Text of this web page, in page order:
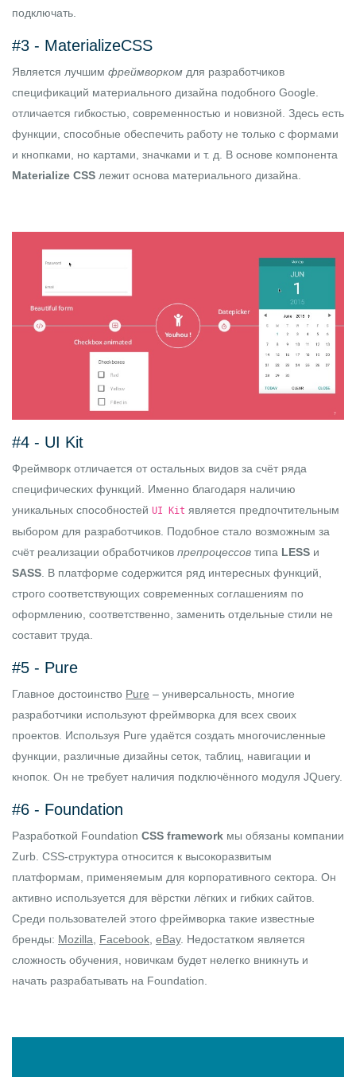
подключать.
#3 - MaterializeCSS
Является лучшим фреймворком для разработчиков
спецификаций материального дизайна подобного Google.
отличается гибкостью, современностью и новизной. Здесь есть
функции, способные обеспечить работу не только с формами
и кнопками, но картами, значками и т. д. В основе компонента
Materialize CSS лежит основа материального дизайна.
#4 - UI Kit
Фреймворк отличается от остальных видов за счёт ряда
специфических функций. Именно благодаря наличию
уникальных способностей UI Kit является предпочтительным
выбором для разработчиков. Подобное стало возможным за
счёт реализации обработчиков препроцессов типа LESS и
SASS . В платформе содержится ряд интересных функций,
строго соответствующих современных соглашениям по
оформлению, соответственно, заменить отдельные стили не
составит труда.
#5 - Pure
Главное достоинство Pure – универсальность, многие
разработчики используют фреймворка для всех своих
проектов. Используя Pure удаётся создать многочисленные
функции, различные дизайны сеток, таблиц, навигации и
кнопок. Он не требует наличия подключённого модуля JQuery.
#6 - Foundation
Разработкой Foundation CSS framework мы обязаны компании
Zurb. CSS-структура относится к высокоразвитым
платформам, применяемым для корпоративного сектора. Он
активно используется для вёрстки лёгких и гибких сайтов.
Среди пользователей этого фреймворка такие известные
бренды: Mozilla Facebook eBay. Недостатком является
сложность обучения, новичкам будет нелегко вникнуть и
начать разрабатывать на Foundation.